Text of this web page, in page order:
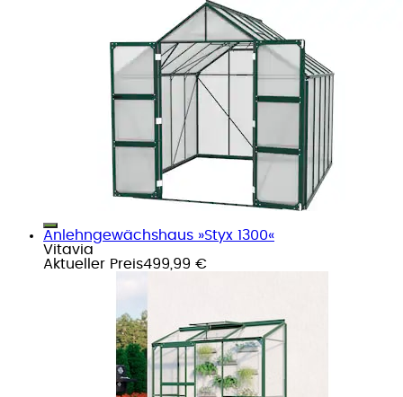
Anlehngewächshaus »Styx 1300«
Vitavia
Aktueller Preis499,99 €